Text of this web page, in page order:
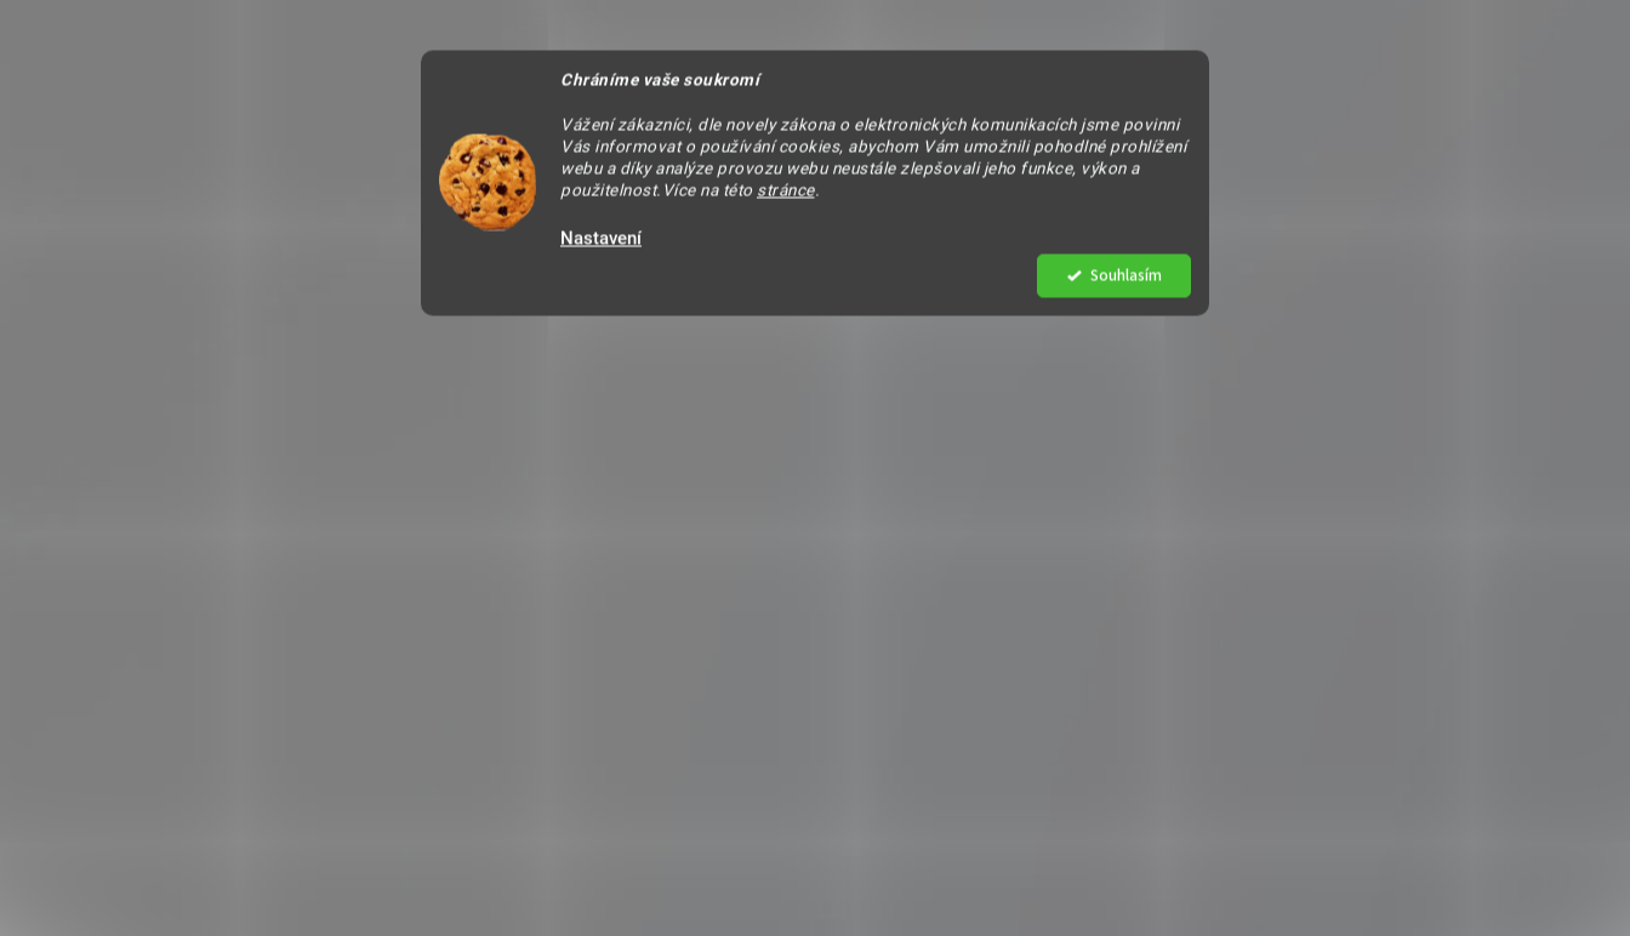
Chráníme vaše soukromí
Vážení zákazníci, dle novely zákona o elektronických komunikacích jsme povinni
Vás informovat o používání cookies, abychom Vám umožnili pohodlné prohlížení
webu a díky analýze provozu webu neustále zlepšovali jeho funkce, výkon a
použitelnost.Více na této stránce.
Nastavení
Souhlasím